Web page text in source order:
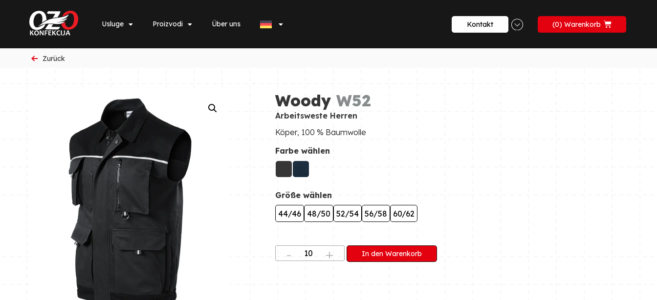
Usluge Proizvodi Über uns Kontakt 0
Zurück
Woody W52
Arbeitsweste Herren
Köper, 100 % Baumwolle
Farbe wählen
Größe wählen
44/46
48/50 52/54 56/58 60/62
In den Warenkorb